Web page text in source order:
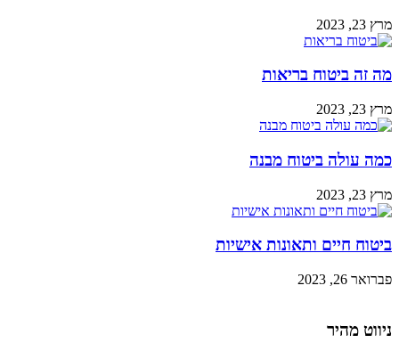
מרץ 23, 2023
מה זה ביטוח בריאות
מרץ 23, 2023
כמה עולה ביטוח מבנה
מרץ 23, 2023
ביטוח חיים ותאונות אישיות
פברואר 26, 2023
ניווט מהיר